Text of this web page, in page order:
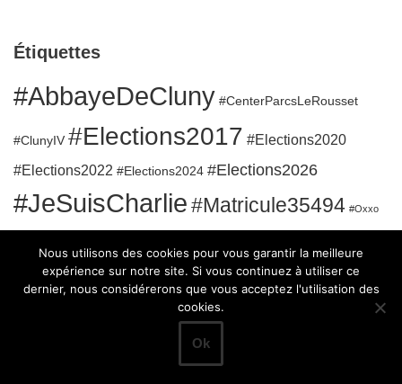
Étiquettes
#AbbayeDeCluny #CenterParcsLeRousset
#ClunyIV #Elections2017 #Elections2020
#Elections2022 #Elections2024 #Elections2026
#JeSuisCharlie#Matricule35494 #Oxxo
#Sport
WordPress
Nous utilisons des cookies pour vous garantir la meilleure
expérience sur notre site. Si vous continuez à utiliser ce
dernier, nous considérerons que vous acceptez l'utilisation des
cookies.
Ok